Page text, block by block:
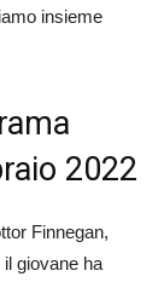
insieme
2022
Finnegan,
giovane ha